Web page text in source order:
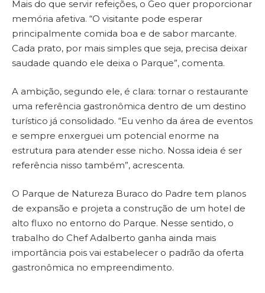
Mais do que servir refeições, o Geo quer proporcionar
memória afetiva. “O visitante pode esperar
principalmente comida boa e de sabor marcante.
Cada prato, por mais simples que seja, precisa deixar
saudade quando ele deixa o Parque”, comenta.
A ambição, segundo ele, é clara: tornar o restaurante
uma referência gastronômica dentro de um destino
turístico já consolidado. “Eu venho da área de eventos
e sempre enxerguei um potencial enorme na
estrutura para atender esse nicho. Nossa ideia é ser
referência nisso também”, acrescenta.
O Parque de Natureza Buraco do Padre tem planos
de expansão e projeta a construção de um hotel de
alto fluxo no entorno do Parque. Nesse sentido, o
trabalho do Chef Adalberto ganha ainda mais
importância pois vai estabelecer o padrão da oferta
gastronômica no empreendimento.